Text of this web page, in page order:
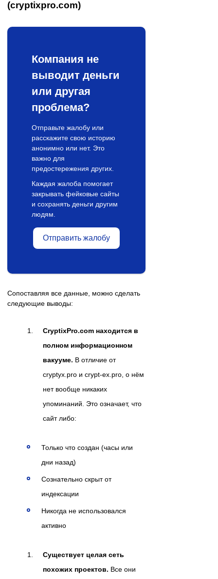
(cryptixpro.com)
Компания не
выводит деньги
или другая
проблема?
Отправьте жалобу или
расскажите свою историю
анонимно или нет. Это
важно для
предостережения других.
Каждая жалоба помогает
закрывать фейковые сайты
и сохранять деньги другим
людям.
Отправить жалобу
Сопоставляя все данные, можно сделать
следующие выводы:
CryptixPro.com находится в
полном информационном
вакууме. В отличие от
cryptyx.pro и crypt-ex.pro, о нём
нет вообще никаких
упоминаний. Это означает, что
сайт либо:
Только что создан (часы или
дни назад)
Сознательно скрыт от
индексации
Никогда не использовался
активно
Существует целая сеть
похожих проектов. Все они